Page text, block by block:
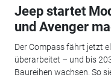
Jeep startet
und Avenger
Der Compass fährt jetzt
überarbeitet – und bis
Baureihen wachsen. So